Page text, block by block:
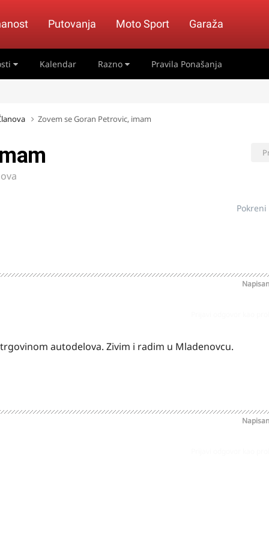
Putovanja Moto Sport Garaža
Kalendar Razno Pravila Ponašanja
Zovem se Goran Petrovic, imam
autodelova. Zivim i radim u Mladenovcu.